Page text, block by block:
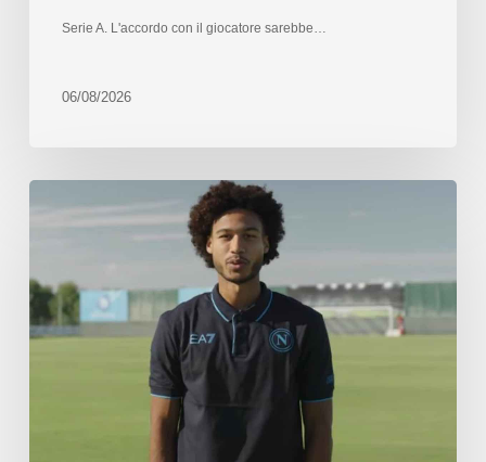
Serie A. L'accordo con il giocatore sarebbe…
06/08/2026